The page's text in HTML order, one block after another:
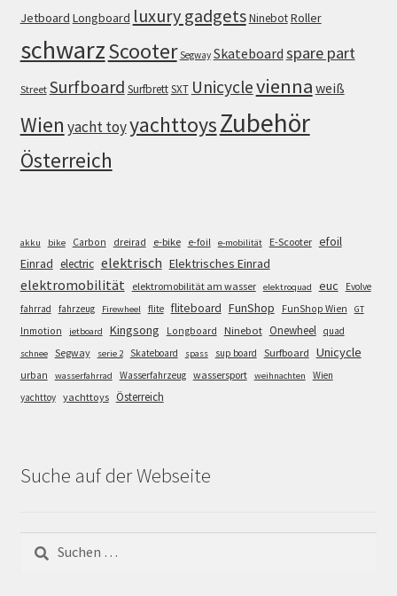
Jetboard Longboard luxury gadgetsNinebotRoller
schwarzScooter Segway Skateboard spare part
Street Surfboard SurfbrettSXT Unicyclevienna weiß
Wien yacht toyyachttoysZubehör
Österreich
akku bike Carbon dreirad e-bike e-foil e-mobilität E-Scooter efoil
Einrad electric elektrisch Elektrisches Einrad
elektromobilität elektromobilität am wasser elektroquad euc
Evolve
fahrrad
fahrzeug Firewheel flite fliteboard FunShop FunShop Wien GT
Inmotion jetboard Kingsong Longboard Ninebot Onewheel quad
schnee Segway serie 2 Skateboard spass sup board Surfboard Unicycle
urban wasserfahrrad Wasserfahrzeug wassersport weihnachten
Wien
yachttoy yachttoys Österreich
Suche auf der Webseite
Suchen
nach: